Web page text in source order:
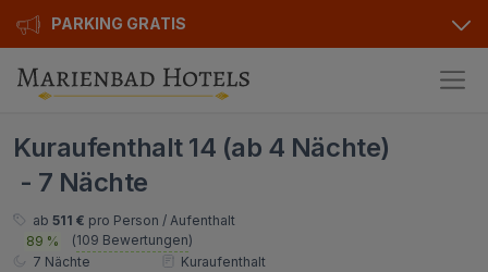
PARKING GRATIS
Hotels
Alle Hotels
Kurhotels
Golfhotels
Angebote
Geschenkgutscheine
Bonusse
Kuraufenthalt 14 (ab 4 Nächte)
- 7 Nächte
ab 511 € pro Person / Aufenthalt
89 %
(109 Bewertungen)
7 Nächte
Kuraufenthalt